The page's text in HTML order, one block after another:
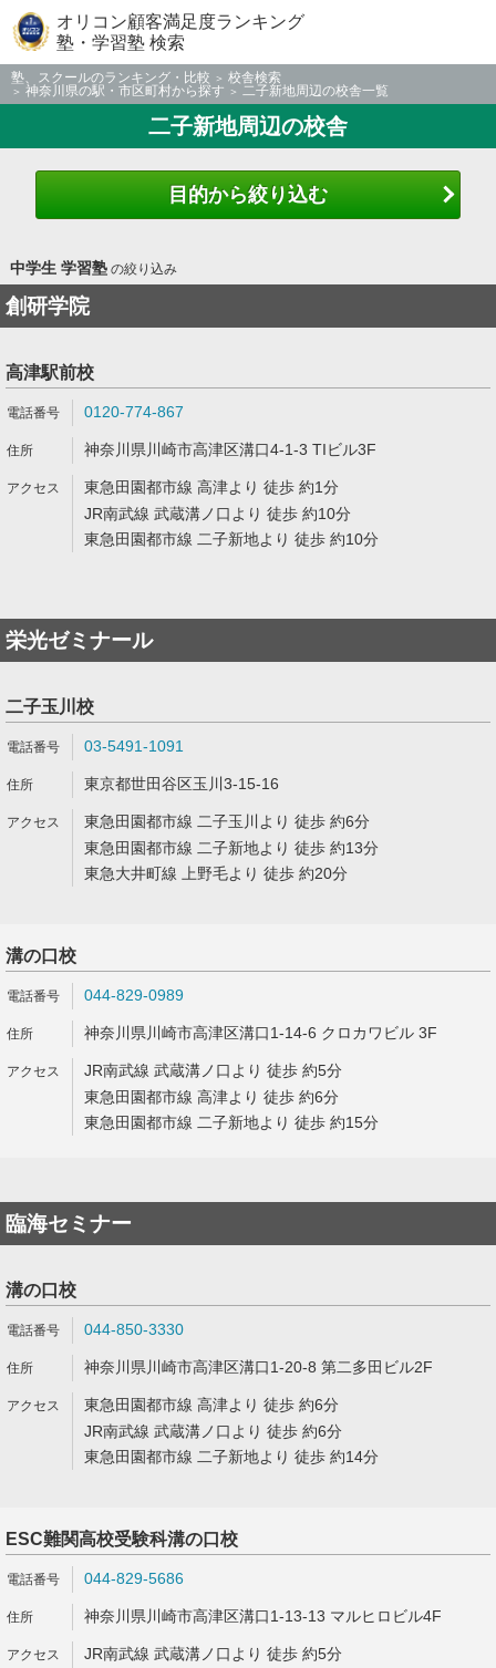
オリコン顧客満足度ランキング
塾・学習塾 検索
塾、スクールのランキング・比較
校舎検索
神奈川県の駅・市区町村から探す
二子新地周辺の校舎一覧
二子新地周辺の校舎
目的から絞り込む
中学生 学習塾の絞り込み
創研学院
高津駅前校
0120-774-867
神奈川県川崎市高津区溝口4-1-3 TIビル3F
東急田園都市線 高津より 徒歩 約1分
JR南武線 武蔵溝ノ口より 徒歩 約10分
東急田園都市線 二子新地より 徒歩 約10分
栄光ゼミナール
二子玉川校
03-5491-1091
東京都世田谷区玉川3-15-16
東急田園都市線 二子玉川より 徒歩 約6分
東急田園都市線 二子新地より 徒歩 約13分
東急大井町線 上野毛より 徒歩 約20分
溝の口校
044-829-0989
神奈川県川崎市高津区溝口1-14-6 クロカワビル 3F
JR南武線 武蔵溝ノ口より 徒歩 約5分
東急田園都市線 高津より 徒歩 約6分
東急田園都市線 二子新地より 徒歩 約15分
臨海セミナー
溝の口校
044-850-3330
神奈川県川崎市高津区溝口1-20-8 第二多田ビル2F
東急田園都市線 高津より 徒歩 約6分
JR南武線 武蔵溝ノ口より 徒歩 約6分
東急田園都市線 二子新地より 徒歩 約14分
ESC難関高校受験科溝の口校
044-829-5686
神奈川県川崎市高津区溝口1-13-13 マルヒロビル4F
JR南武線 武蔵溝ノ口より 徒歩 約5分